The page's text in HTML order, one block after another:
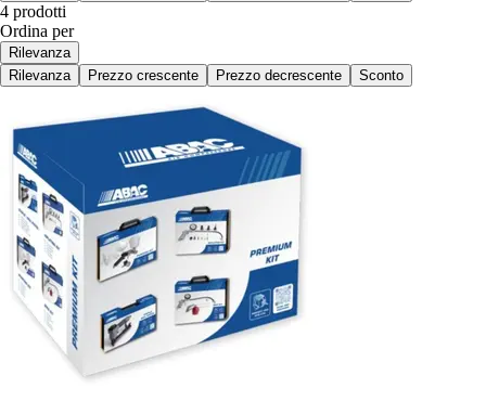
4 prodotti
Ordina per
Rilevanza
Rilevanza
Prezzo crescente Prezzo decrescente Sconto